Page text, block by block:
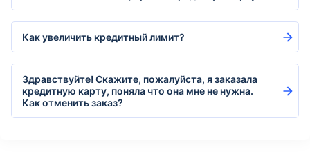
Как увеличить кредитный лимит?
Здравствуйте! Скажите, пожалуйста, я заказала
кредитную карту, поняла что она мне не нужна.
Как отменить заказ?